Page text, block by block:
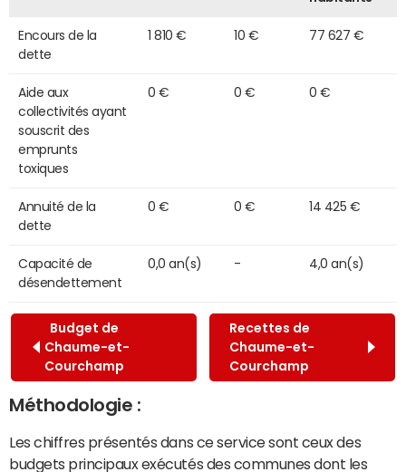
Encours de la
dette
1 810 € 10 € 77 627 €
Aide aux
collectivités ayant
souscrit des
emprunts
toxiques
0 € 0 € 0 €
Annuité de la
dette
0 € 0 € 14 425 €
Capacité de
désendettement
0,0 an(s) - 4,0 an(s)
Budget de
Chaume-et-
Courchamp
Recettes de
Chaume-et-
Courchamp
Méthodologie :
Les chiffres présentés dans ce service sont ceux des
budgets principaux exécutés des communes dont les